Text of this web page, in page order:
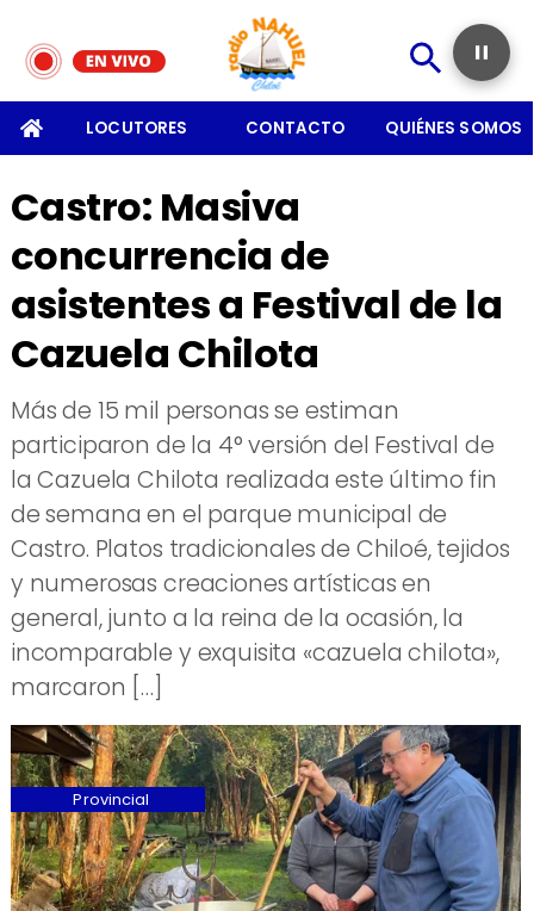
LOCUTORES CONTACTO QUIÉNES SOMOS
Castro: Masiva
concurrencia de
asistentes a Festival de la
Cazuela Chilota
Más de 15 mil personas se estiman
participaron de la 4° versión del Festival de
la Cazuela Chilota realizada este último fin
de semana en el parque municipal de
Castro. Platos tradicionales de Chiloé, tejidos
y numerosas creaciones artísticas en
general, junto a la reina de la ocasión, la
incomparable y exquisita «cazuela chilota»,
marcaron […]
Provincial